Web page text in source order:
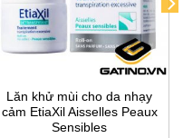
Lăn khử mùi cho da nhạy
cảm EtiaXil Aisselles Peaux
Sensibles